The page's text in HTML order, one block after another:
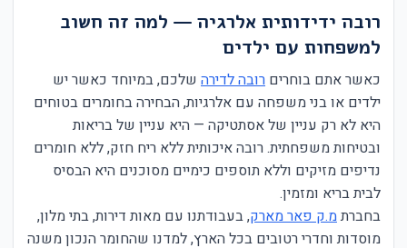
רובה ידידותית אלרגיה — למה זה חשוב
למשפחות עם ילדים
כאשר אתם בוחרים רובה לדירה שלכם, במיוחד כאשר יש
ילדים או בני משפחה עם אלרגיות, הבחירה בחומרים בטוחים
היא לא רק עניין של אסתטיקה — היא עניין של בריאות
ובטיחות משפחתית. רובה איכותית ללא ריח חזק, ללא חומרים
נדיפים מזיקים וללא תוספים כימיים מסוכנים היא הבסיס
לבית בריא ומזמין.
בחברתמ.ק פאר מארק, בעבודתנו עם מאות דירות, בתי מלון,
מוסדות וחדרי רטובים בכל הארץ, למדנו שהחומר הנכון משנה